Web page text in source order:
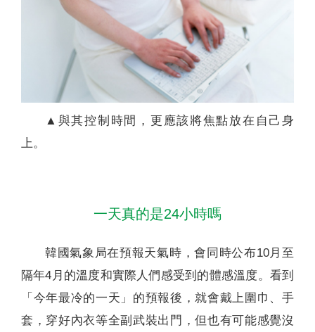
▲與其控制時間，更應該將焦點放在自己身
上。
一天真的是24小時嗎
韓國氣象局在預報天氣時，會同時公布10月至
隔年4月的溫度和實際人們感受到的體感溫度。看到
「今年最冷的一天」的預報後，就會戴上圍巾、手
套，穿好內衣等全副武裝出門，但也有可能感覺沒